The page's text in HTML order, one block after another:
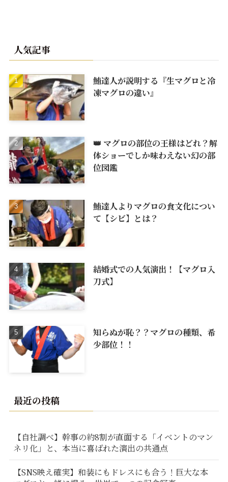
人気記事
鮪達人が説明する『生マグロと冷
凍マグロの違い』
👑 マグロの部位の王様はどれ？解
体ショーでしか味わえない幻の部
位図鑑
鮪達人よりマグロの食文化につい
て【シビ】とは？
結婚式での人気演出！【マグロ入
刀式】
知らぬが恥？？マグロの種類、希
少部位！！
最近の投稿
【自社調べ】幹事の約8割が直面する「イベントのマン
ネリ化」と、本当に喜ばれた演出の共通点
【SNS映え確実】和装にもドレスにも合う！巨大な本